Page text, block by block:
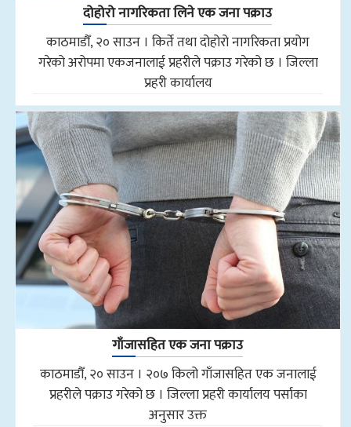
दोहोरो नागरिकता लिने एक जना पक्राउ
काठमाडौँ, २० साउन । किर्ते तथा दोहोरो नागरिकता प्रयोग
गरेको अरोपमा एकजनालाई प्रहरीले पक्राउ गरेको छ । जिल्ला
प्रहरी कार्यालय
गाँजासहित एक जना पक्राउ
काठमाडौँ, २० साउन । २०७ किलो गाँजासहित एक जनालाई
प्रहरीले पक्राउ गरेको छ । जिल्ला प्रहरी कार्यालय पर्साका
अनुसार उक्त